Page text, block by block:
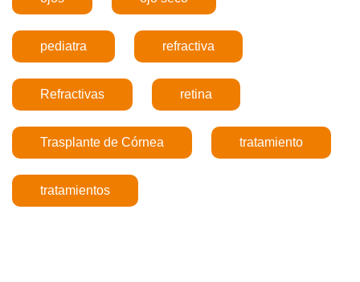
pediatra refractiva
Refractivas retina
Trasplante de Córnea tratamiento
tratamientos